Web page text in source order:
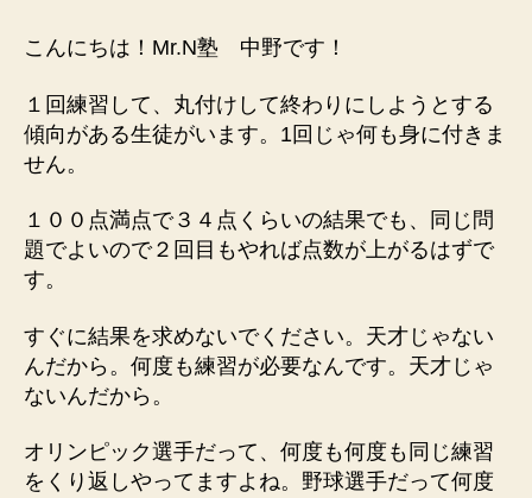
こんにちは！Mr.N塾 中野です！
１回練習して、丸付けして終わりにしようとする
傾向がある生徒がいます。1回じゃ何も身に付きま
せん。
１００点満点で３４点くらいの結果でも、同じ問
題でよいので２回目もやれば点数が上がるはずで
す。
すぐに結果を求めないでください。天才じゃない
んだから。何度も練習が必要なんです。天才じゃ
ないんだから。
オリンピック選手だって、何度も何度も同じ練習
をくり返しやってますよね。野球選手だって何度